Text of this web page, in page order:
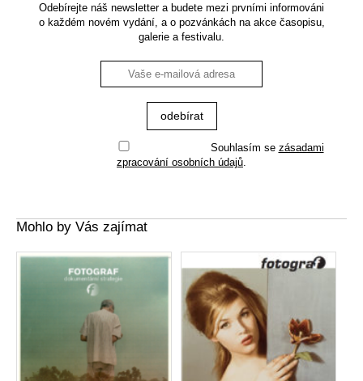
Odebírejte náš newsletter a budete mezi prvními informováni
o každém novém vydání, a o pozvánkách na akce časopisu,
galerie a festivalu.
Souhlasím se zásadami
zpracování osobních údajů
Mohlo by Vás zajímat